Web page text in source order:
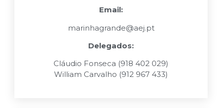
Email:
marinhagrande@aej.pt
Delegados:
Cláudio Fonseca (918 402 029)
William Carvalho (912 967 433)